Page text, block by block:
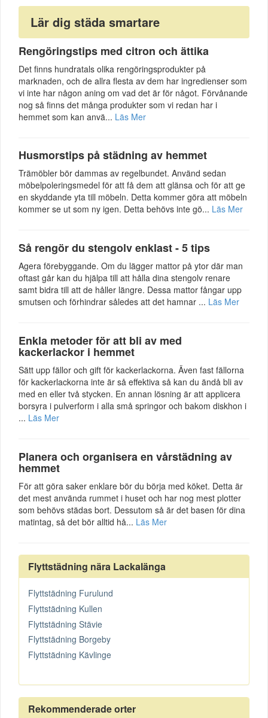
Lär dig städa smartare
Rengöringstips med citron och ättika
Det finns hundratals olika rengöringsprodukter på
marknaden, och de allra flesta av dem har ingredienser som
vi inte har någon aning om vad det är för något. Förvånande
nog så finns det många produkter som vi redan har i
hemmet som kan anvä... Läs Mer
Husmorstips på städning av hemmet
Trämöbler bör dammas av regelbundet. Använd sedan
möbelpoleringsmedel för att få dem att glänsa och för att ge
en skyddande yta till möbeln. Detta kommer göra att möbeln
kommer se ut som ny igen. Detta behövs inte gö... Läs Mer
Så rengör du stengolv enklast - 5 tips
Agera förebyggande. Om du lägger mattor på ytor där man
oftast går kan du hjälpa till att hålla dina stengolv renare
samt bidra till att de håller längre. Dessa mattor fångar upp
smutsen och förhindrar således att det hamnar ... Läs Mer
Enkla metoder för att bli av med
kackerlackor i hemmet
Sätt upp fällor och gift för kackerlackorna. Även fast fällorna
för kackerlackorna inte är så effektiva så kan du ändå bli av
med en eller två stycken. En annan lösning är att applicera
borsyra i pulverform i alla små springor och bakom diskhon i
... Läs Mer
Planera och organisera en vårstädning av
hemmet
För att göra saker enklare bör du börja med köket. Detta är
det mest använda rummet i huset och har nog mest plotter
som behövs städas bort. Dessutom så är det basen för dina
matintag, så det bör alltid hå... Läs Mer
Flyttstädning nära Lackalänga
Flyttstädning Furulund
Flyttstädning Kullen
Flyttstädning Stävie
Flyttstädning Borgeby
Flyttstädning Kävlinge
Rekommenderade orter